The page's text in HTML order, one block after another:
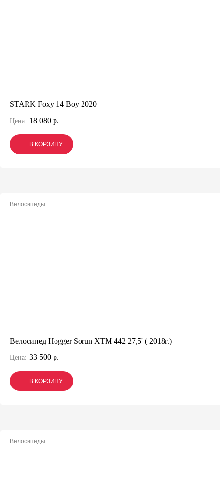
STARK Foxy 14 Boy 2020
Цена: 18 080 р.
В КОРЗИНУ
В КОРЗИНУ
В КОРЗИНУ
Велосипеды
Велосипед Hogger Sorun XTM 442 27,5' ( 2018г.)
Цена: 33 500 р.
В КОРЗИНУ
В КОРЗИНУ
В КОРЗИНУ
Велосипеды